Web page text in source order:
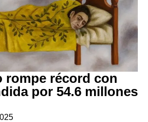
rompe récord con
por 54.6 millones